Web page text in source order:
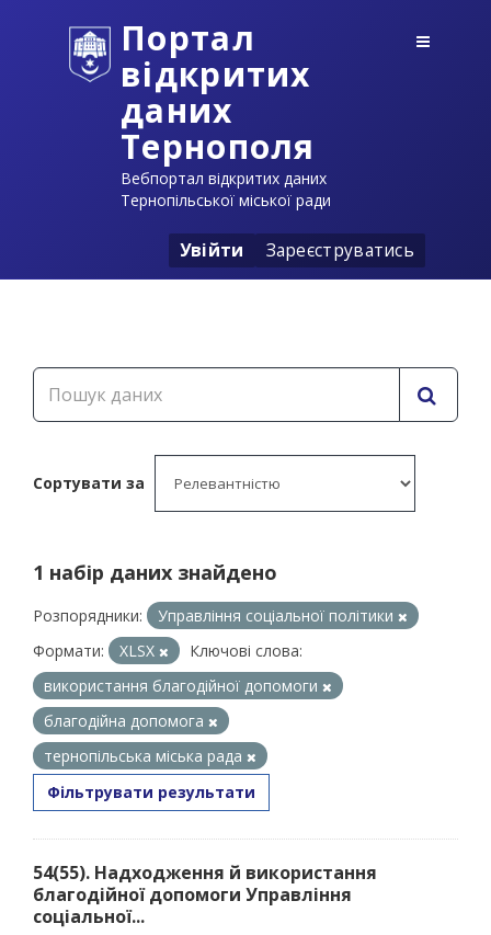
Портал
відкритих
даних
Тернополя
Вебпортал відкритих даних
Тернопільської міської ради
Увійти Зареєструватись
Сортувати за
1 набір даних знайдено
Розпорядники:
Управління соціальної політики
Формати:
XLSX
Ключові слова:
використання благодійної допомоги
благодійна допомога
тернопільська міська рада
Фільтрувати результати
54(55). Надходження й використання
благодійної допомоги Управління
соціальної...